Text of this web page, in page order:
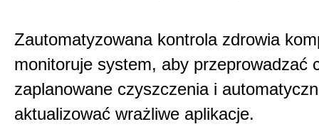
Zautomatyzowana kontrola zdrowia
monitoruje system, aby przeprowadzać
zaplanowane czyszczenia i
aktualizować wrażliwe aplikacje.